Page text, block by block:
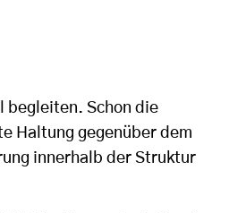
begleiten. Schon die
Haltung gegenüber dem
innerhalb der Struktur